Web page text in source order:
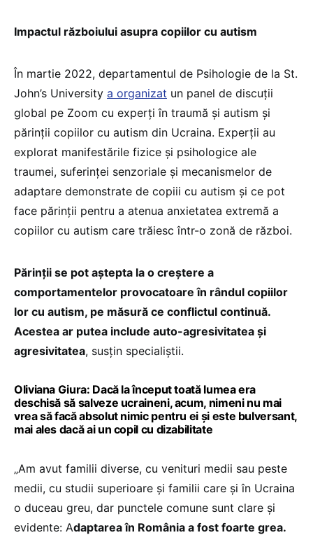
Impactul războiului asupra copiilor cu autism
În martie 2022, departamentul de Psihologie de la St.
John’s University a organizat un panel de discuții
global pe Zoom cu experți în traumă și autism și
părinții copiilor cu autism din Ucraina. Experții au
explorat manifestările fizice și psihologice ale
traumei, suferinței senzoriale și mecanismelor de
adaptare demonstrate de copiii cu autism și ce pot
face părinții pentru a atenua anxietatea extremă a
copiilor cu autism care trăiesc într-o zonă de război.
Părinții se pot aștepta la o creștere a
comportamentelor provocatoare în rândul copiilor
lor cu autism, pe măsură ce conflictul continuă.
Acestea ar putea include auto-agresivitatea și
agresivitatea, susțin specialiștii.
Oliviana Giura: Dacă la început toată lumea era
deschisă să salveze ucraineni, acum, nimeni nu mai
vrea să facă absolut nimic pentru ei și este bulversant,
mai ales dacă ai un copil cu dizabilitate
„Am avut familii diverse, cu venituri medii sau peste
medii, cu studii superioare și familii care și în Ucraina
o duceau greu, dar punctele comune sunt clare și
evidente: Adaptarea în România a fost foarte grea.